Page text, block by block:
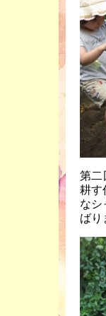
第二
耕す
なシ
ばり